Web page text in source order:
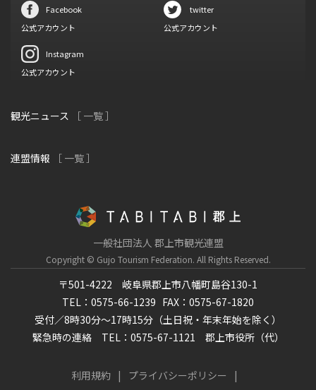
Facebook
公式アカウント
twitter
公式アカウント
Instagram
公式アカウント
観光ニュース ［ 一覧 ］
連盟情報 ［ 一覧 ］
一般社団法人 郡上市観光連盟
Copyright © Gujo Tourism Federation. All Rights Reserved.
〒501-4222 岐阜県郡上市八幡町島谷130-1
TEL：0575-66-1239 FAX：0575-67-1820
受付／8時30分～17時15分（土日祝・年末年始を除く）
緊急時の連絡 TEL：0575-67-1121 郡上市役所（代）
利用規約 プライバシーポリシー